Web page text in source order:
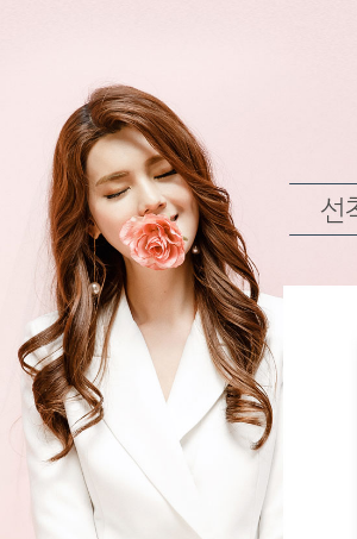
*
-
-
-
필
*
-
-